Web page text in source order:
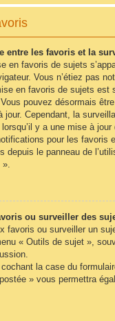
entre les favoris et la
en favoris de sujets
Vous n’étiez pas
en favoris de sujets est
pouvez désormais
Cependant, la
y a une mise à
pour les favoris
depuis le panneau de
».
ou surveiller des
favoris ou surveiller un
« Outils de sujet »,
la case du
» vous permettra